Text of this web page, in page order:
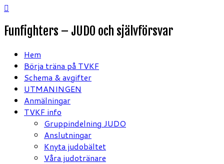
Funfighters – JUDO och självförsvar
Hem
Börja träna på TVKF
Schema & avgifter
UTMANINGEN
Anmälningar
TVKF info
Gruppindelning JUDO
Anslutningar
Knyta judobältet
Våra judotränare